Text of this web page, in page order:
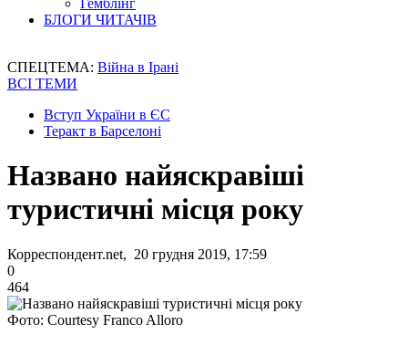
Гемблінг
БЛОГИ ЧИТАЧІВ
СПЕЦТЕМА: Війна в Ірані
ВСІ ТЕМИ
Вступ України в ЄС
Теракт в Барселоні
Названо найяскравіші
туристичні місця року
Корреспондент.net, 20 грудня 2019, 17:59
0
464
Фото: Courtesy Franco Alloro